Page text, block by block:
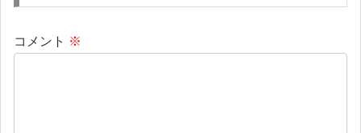
コメント ※